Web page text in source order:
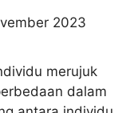
2023
merujuk
dalam